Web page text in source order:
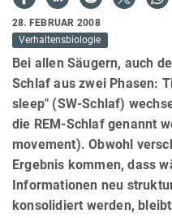
28. FEBRUAR 2008
Verhaltensbiologie
Bei allen Säugern, auch
Schlaf aus zwei Phasen:
sleep" (SW-Schlaf)
die REM-Schlaf genannt
movement). Obwohl
Ergebnis kommen, dass
Informationen neu
konsolidiert werden,